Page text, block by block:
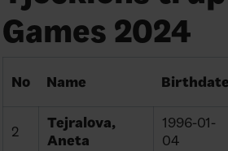
Games 2024
No Name Birthdate
2
Tejralova,
Aneta
1996-01-
04